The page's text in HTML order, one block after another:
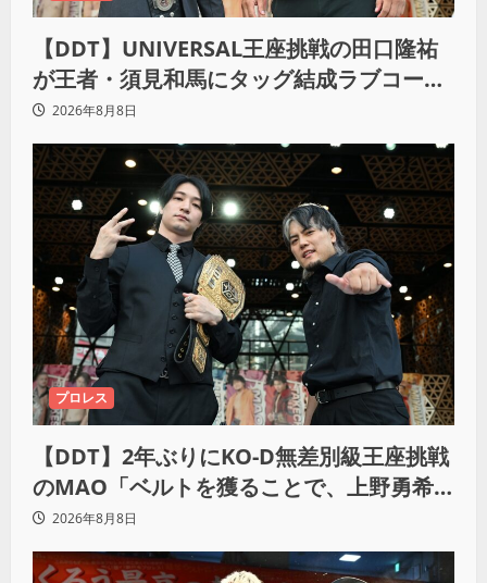
【DDT】UNIVERSAL王座挑戦の田口隆祐
が王者・須見和馬にタッグ結成ラブコー
ル！「この試合が終わった後は、丸刈りブ
ラザーズで一緒にやっていただければ」
2026年8月8日
プロレス
【DDT】2年ぶりにKO-D無差別級王座挑戦
のMAO「ベルトを獲ることで、上野勇希
とMAOで一時代あったんだよって残した
い」
2026年8月8日